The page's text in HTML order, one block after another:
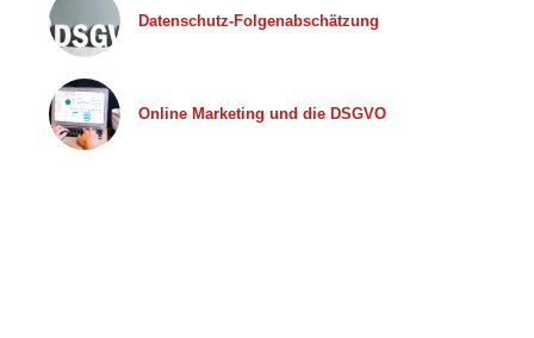
Datenschutz-Folgenabschätzung
Online Marketing und die DSGVO